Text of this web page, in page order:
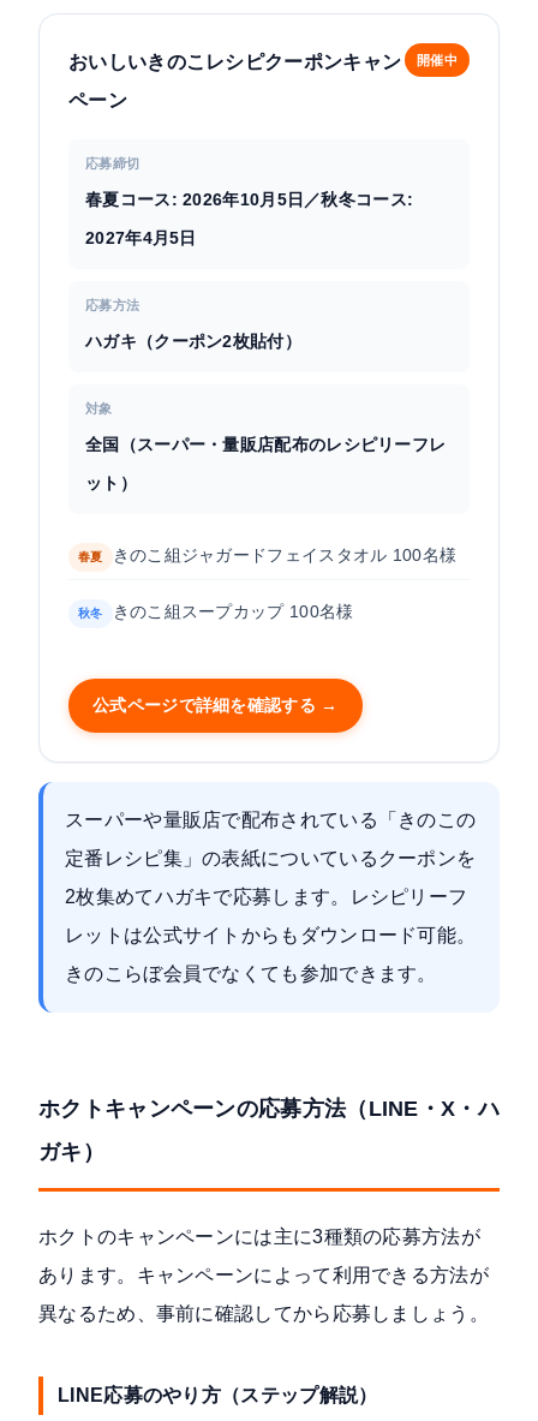
おいしいきのこレシピクーポンキャン
ペーン
開催中
応募締切
春夏コース: 2026年10月5日／秋冬コース:
2027年4月5日
応募方法
ハガキ（クーポン2枚貼付）
対象
全国（スーパー・量販店配布のレシピリーフレ
ット）
春夏 きのこ組ジャガードフェイスタオル 100名様
秋冬 きのこ組スープカップ 100名様
公式ページで詳細を確認する →
スーパーや量販店で配布されている「きのこの
定番レシピ集」の表紙についているクーポンを
2枚集めてハガキで応募します。レシピリーフ
レットは公式サイトからもダウンロード可能。
きのこらぼ会員でなくても参加できます。
ホクトキャンペーンの応募方法（LINE・X・ハ
ガキ）
ホクトのキャンペーンには主に3種類の応募方法が
あります。キャンペーンによって利用できる方法が
異なるため、事前に確認してから応募しましょう。
LINE応募のやり方（ステップ解説）